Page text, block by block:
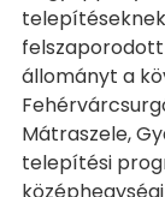
állományt a
Mátraszele,
telepítési